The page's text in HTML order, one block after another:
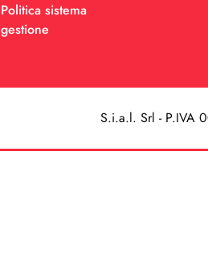
Politica sistema
gestione
S.i.a.l. Srl - P.IVA